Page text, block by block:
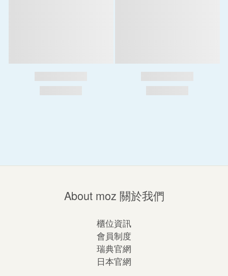
About moz 關於我們
櫃位資訊
會員制度
瑞典官網
日本官網